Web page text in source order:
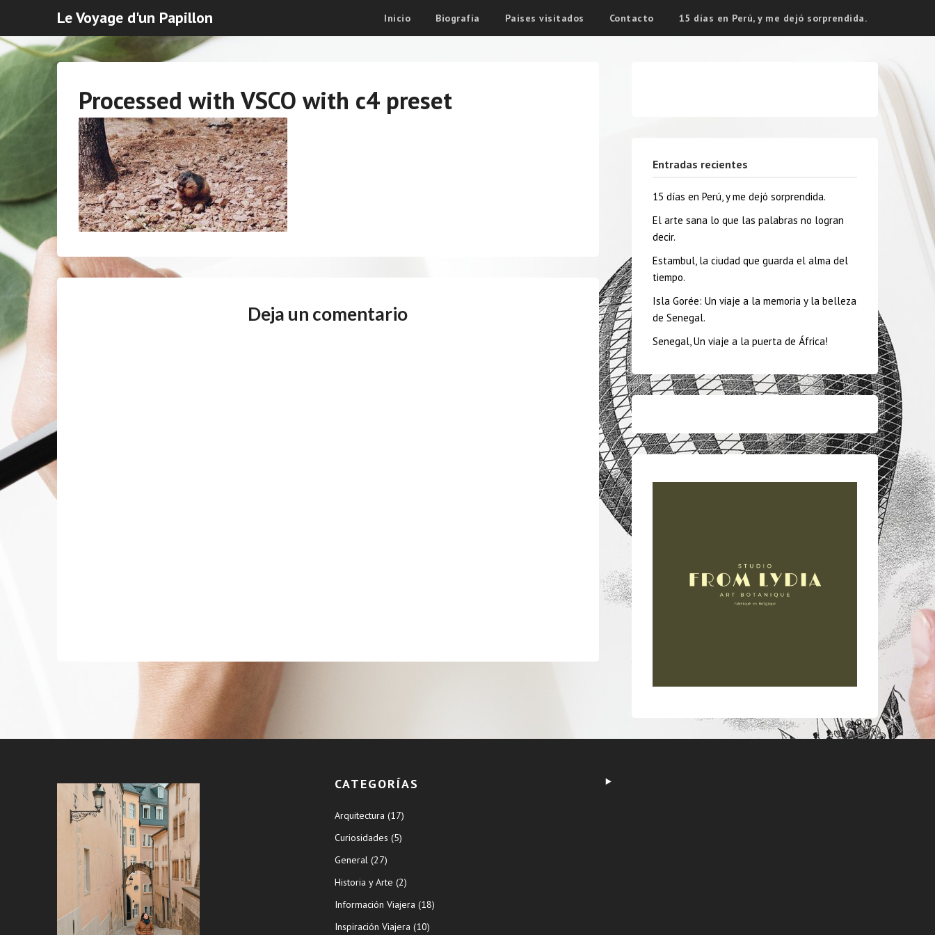
Le Voyage d'un Papillon Inicio Biografía Paises visitados Contacto 15 días en Perú, y me dejó sorprendida.
Processed with VSCO with c4 preset
Deja un comentario
Entradas recientes
15 días en Perú, y me dejó sorprendida.
El arte sana lo que las palabras no logran
decir.
Estambul, la ciudad que guarda el alma del
tiempo.
Isla Gorée: Un viaje a la memoria y la belleza
de Senegal.
Senegal, Un viaje a la puerta de África!
CATEGORÍAS
Arquitectura (17)
Curiosidades (5)
General (27)
Historia y Arte (2)
Información Viajera (18)
Inspiración Viajera (10)